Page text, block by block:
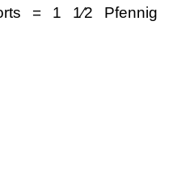
= 1 1⁄2 Pfennig